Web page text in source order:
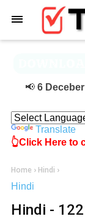
6 Deceberके
Translate
👆Click Here to
Home › Hindi ›
Hindi
Hindi - 122